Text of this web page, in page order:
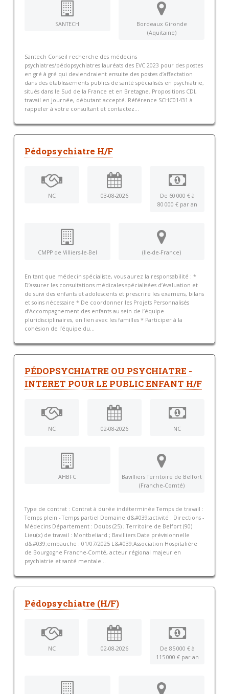
SANTECH
Bordeaux Gironde
(Aquitaine)
Santech Conseil recherche des médecins
psychiatres/pédopsychiatres lauréats des EVC 2023 pour des postes
en gré à gré qui deviendraient ensuite des postes d’affectation
dans des établissements publics de santé spécialisés en psychiatrie,
situés dans le Sud de la France et en Bretagne. Propositions CDI,
travail en journée, débutant accepté. Référence SCHC01431 à
rappeler à votre consultant et contactez...
Pédopsychiatre H/F
NC 03-08-2026
De 60 000 € à
80 000 € par an
CMPP de Villiers-le-Bel (Ile-de-France)
En tant que médecin spécialiste, vous aurez la responsabilité : *
D’assurer les consultations médicales spécialisées d’évaluation et
de suivi des enfants et adolescents et prescrire les examens, bilans
et soins nécessaire * De coordonner les Projets Personnalisés
d’Accompagnement des enfants au sein de l’équipe
pluridisciplinaires, en lien avec les familles * Participer à la
cohésion de l’équipe du...
PÉDOPSYCHIATRE OU PSYCHIATRE -
INTERET POUR LE PUBLIC ENFANT H/F
NC 02-08-2026 NC
AHBFC
Bavilliers Territoire de Belfort
(Franche-Comté)
Type de contrat : Contrat à durée indéterminée Temps de travail :
Temps plein - Temps partiel Domaine d&#039;activité : Directions -
Médecins Département : Doubs (25) ; Territoire de Belfort (90)
Lieu(x) de travail : Montbeliard ; Bavilliers Date prévisionnelle
d&#039;embauche : 01/07/2025 L&#039;Association Hospitalière
de Bourgogne Franche-Comté, acteur régional majeur en
psychiatrie et santé mentale...
Pédopsychiatre (H/F)
NC 02-08-2026
De 85 000 € à
115 000 € par an